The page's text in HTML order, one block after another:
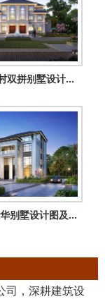
230平方农村双拼别墅设计图，26x11米自建房屋户型
四层双拼豪华别墅设计图及外观效果图，贵族气质爆棚
司，深耕建筑设